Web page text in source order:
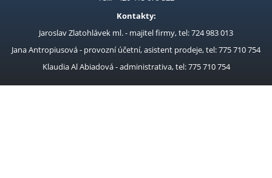
Kontakty:
Jaroslav Zlatohlávek ml. - majitel firmy, tel: 724 983 013
Jana Antropiusová - provozní účetní, asistent prodeje, tel: 775 710 754
Klaudia Al Abiadová - administrativa, tel: 775 710 754